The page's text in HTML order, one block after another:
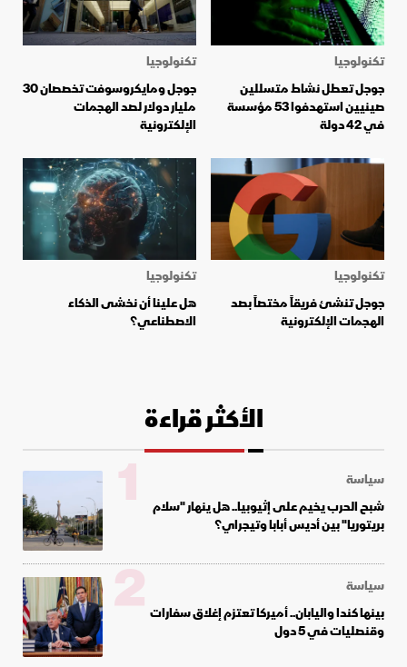
تكنولوجيا
جوجل تعطل نشاط متسللين
صينيين استهدفوا 53 مؤسسة
في 42 دولة
تكنولوجيا
جوجل ومايكروسوفت تخصصان 30
مليار دولار لصد الهجمات
الإلكترونية
تكنولوجيا
جوجل تنشئ فريقاً مختصاً بصد
الهجمات الإلكترونية
تكنولوجيا
هل علينا أن نخشى الذكاء
الاصطناعي؟
الأكثر قراءة
سياسة
شبح الحرب يخيم على إثيوبيا.. هل ينهار "سلام
بريتوريا" بين أديس أبابا وتيجراي؟
1
سياسة
بينها كندا واليابان.. أميركا تعتزم إغلاق سفارات
وقنصليات في 5 دول
2